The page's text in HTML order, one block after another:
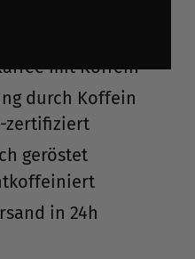
mit Koffein
durch Koffein
zertifiziert
geröstet
in 24h